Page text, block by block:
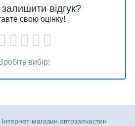
відгук?
свою оцінку!
вибір!
магазин автозапчастин